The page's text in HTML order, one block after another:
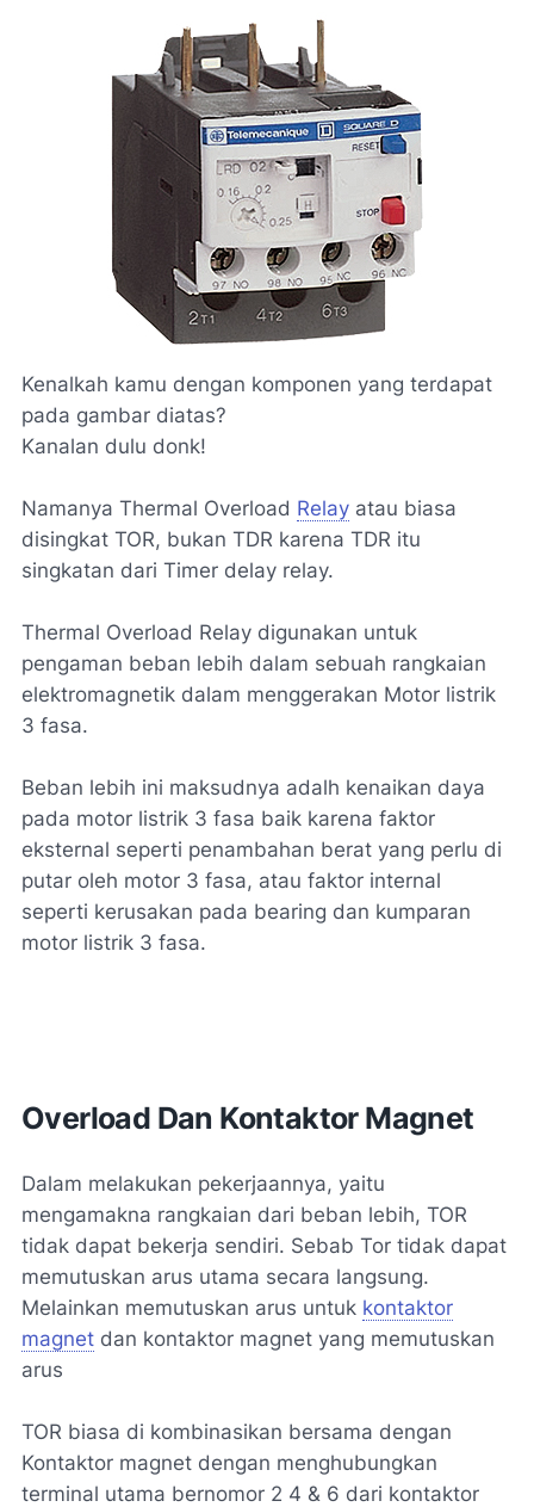
Kenalkah kamu dengan komponen yang terdapat
pada gambar diatas?
Kanalan dulu donk!
Namanya Thermal Overload Relay atau biasa
disingkat TOR, bukan TDR karena TDR itu
singkatan dari Timer delay relay.
Thermal Overload Relay digunakan untuk
pengaman beban lebih dalam sebuah rangkaian
elektromagnetik dalam menggerakan Motor listrik
3 fasa.
Beban lebih ini maksudnya adalh kenaikan daya
pada motor listrik 3 fasa baik karena faktor
eksternal seperti penambahan berat yang perlu di
putar oleh motor 3 fasa, atau faktor internal
seperti kerusakan pada bearing dan kumparan
motor listrik 3 fasa.
Overload Dan Kontaktor Magnet
Dalam melakukan pekerjaannya, yaitu
mengamakna rangkaian dari beban lebih, TOR
tidak dapat bekerja sendiri. Sebab Tor tidak dapat
memutuskan arus utama secara langsung.
Melainkan memutuskan arus untuk kontaktor
magnet dan kontaktor magnet yang memutuskan
arus
TOR biasa di kombinasikan bersama dengan
Kontaktor magnet dengan menghubungkan
terminal utama bernomor 2 4 & 6 dari kontaktor